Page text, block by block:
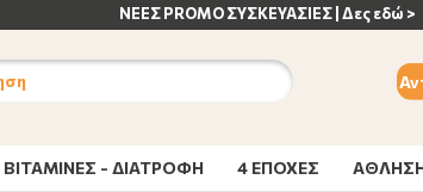
ΑΝΟΣΟΠΟΙΗΤΙΚΟ | Δες εδώ >
ΒΙΤΑΜΙΝΕΣ - ΔΙΑΤΡΟΦΗ 4 ΕΠΟΧΕΣ